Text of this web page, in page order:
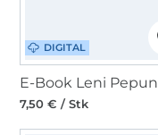
DIGITAL
7,50 € / Stk